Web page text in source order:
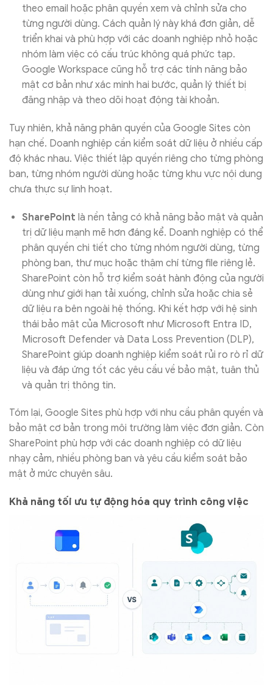
theo email hoặc phân quyền xem và chỉnh sửa cho
từng người dùng. Cách quản lý này khá đơn giản, dễ
triển khai và phù hợp với các doanh nghiệp nhỏ hoặc
nhóm làm việc có cấu trúc không quá phức tạp.
Google Workspace cũng hỗ trợ các tính năng bảo
mật cơ bản như xác minh hai bước, quản lý thiết bị
đăng nhập và theo dõi hoạt động tài khoản.
Tuy nhiên, khả năng phân quyền của Google Sites còn
hạn chế. Doanh nghiệp cần kiểm soát dữ liệu ở nhiều cấp
độ khác nhau. Việc thiết lập quyền riêng cho từng phòng
ban, từng nhóm người dùng hoặc từng khu vực nội dung
chưa thực sự linh hoạt.
SharePoint là nền tảng có khả năng bảo mật và quản
trị dữ liệu mạnh mẽ hơn đáng kể. Doanh nghiệp có thể
phân quyền chi tiết cho từng nhóm người dùng, từng
phòng ban, thư mục hoặc thậm chí từng file riêng lẻ.
SharePoint còn hỗ trợ kiểm soát hành động của người
dùng như giới hạn tải xuống, chỉnh sửa hoặc chia sẻ
dữ liệu ra bên ngoài hệ thống. Khi kết hợp với hệ sinh
thái bảo mật của Microsoft như Microsoft Entra ID,
Microsoft Defender và Data Loss Prevention (DLP),
SharePoint giúp doanh nghiệp kiểm soát rủi ro rò rỉ dữ
liệu và đáp ứng tốt các yêu cầu về bảo mật, tuân thủ
và quản trị thông tin.
Tóm lại, Google Sites phù hợp với nhu cầu phân quyền và
bảo mật cơ bản trong môi trường làm việc đơn giản. Còn
SharePoint phù hợp với các doanh nghiệp có dữ liệu
nhạy cảm, nhiều phòng ban và yêu cầu kiểm soát bảo
mật ở mức chuyên sâu.
Khả năng tối ưu tự động hóa quy trình công việc